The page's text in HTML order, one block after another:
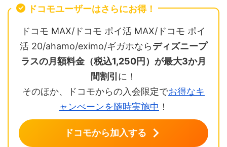
ドコモユーザーはさらにお得！
ドコモ MAX/ドコモ ポイ活 MAX/ドコモ ポイ
活 20/ahamo/eximo/ギガホならディズニープ
ラスの月額料金（税込1,250円）が最大3か月
間割引に！
そのほか、ドコモからの入会限定でお得なキ
ャンぺーンを随時実施中 ！
ドコモから加入する